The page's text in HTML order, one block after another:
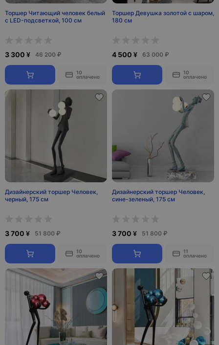
Торшер Читающий человек белый
с LED-подсветкой, 100 см
3 300 ¥ 46 200 ₽
10
оплачено
Торшер Девушка золотой с шаром,
180 см
4 500 ¥ 63 000 ₽
10
оплачено
Дизайнерский торшер Человек,
черный, 175 см
3 700 ¥ 51 800 ₽
10
оплачено
Дизайнерский торшер Человек,
сине-зеленый, 175 см
3 700 ¥ 51 800 ₽
11
оплачено